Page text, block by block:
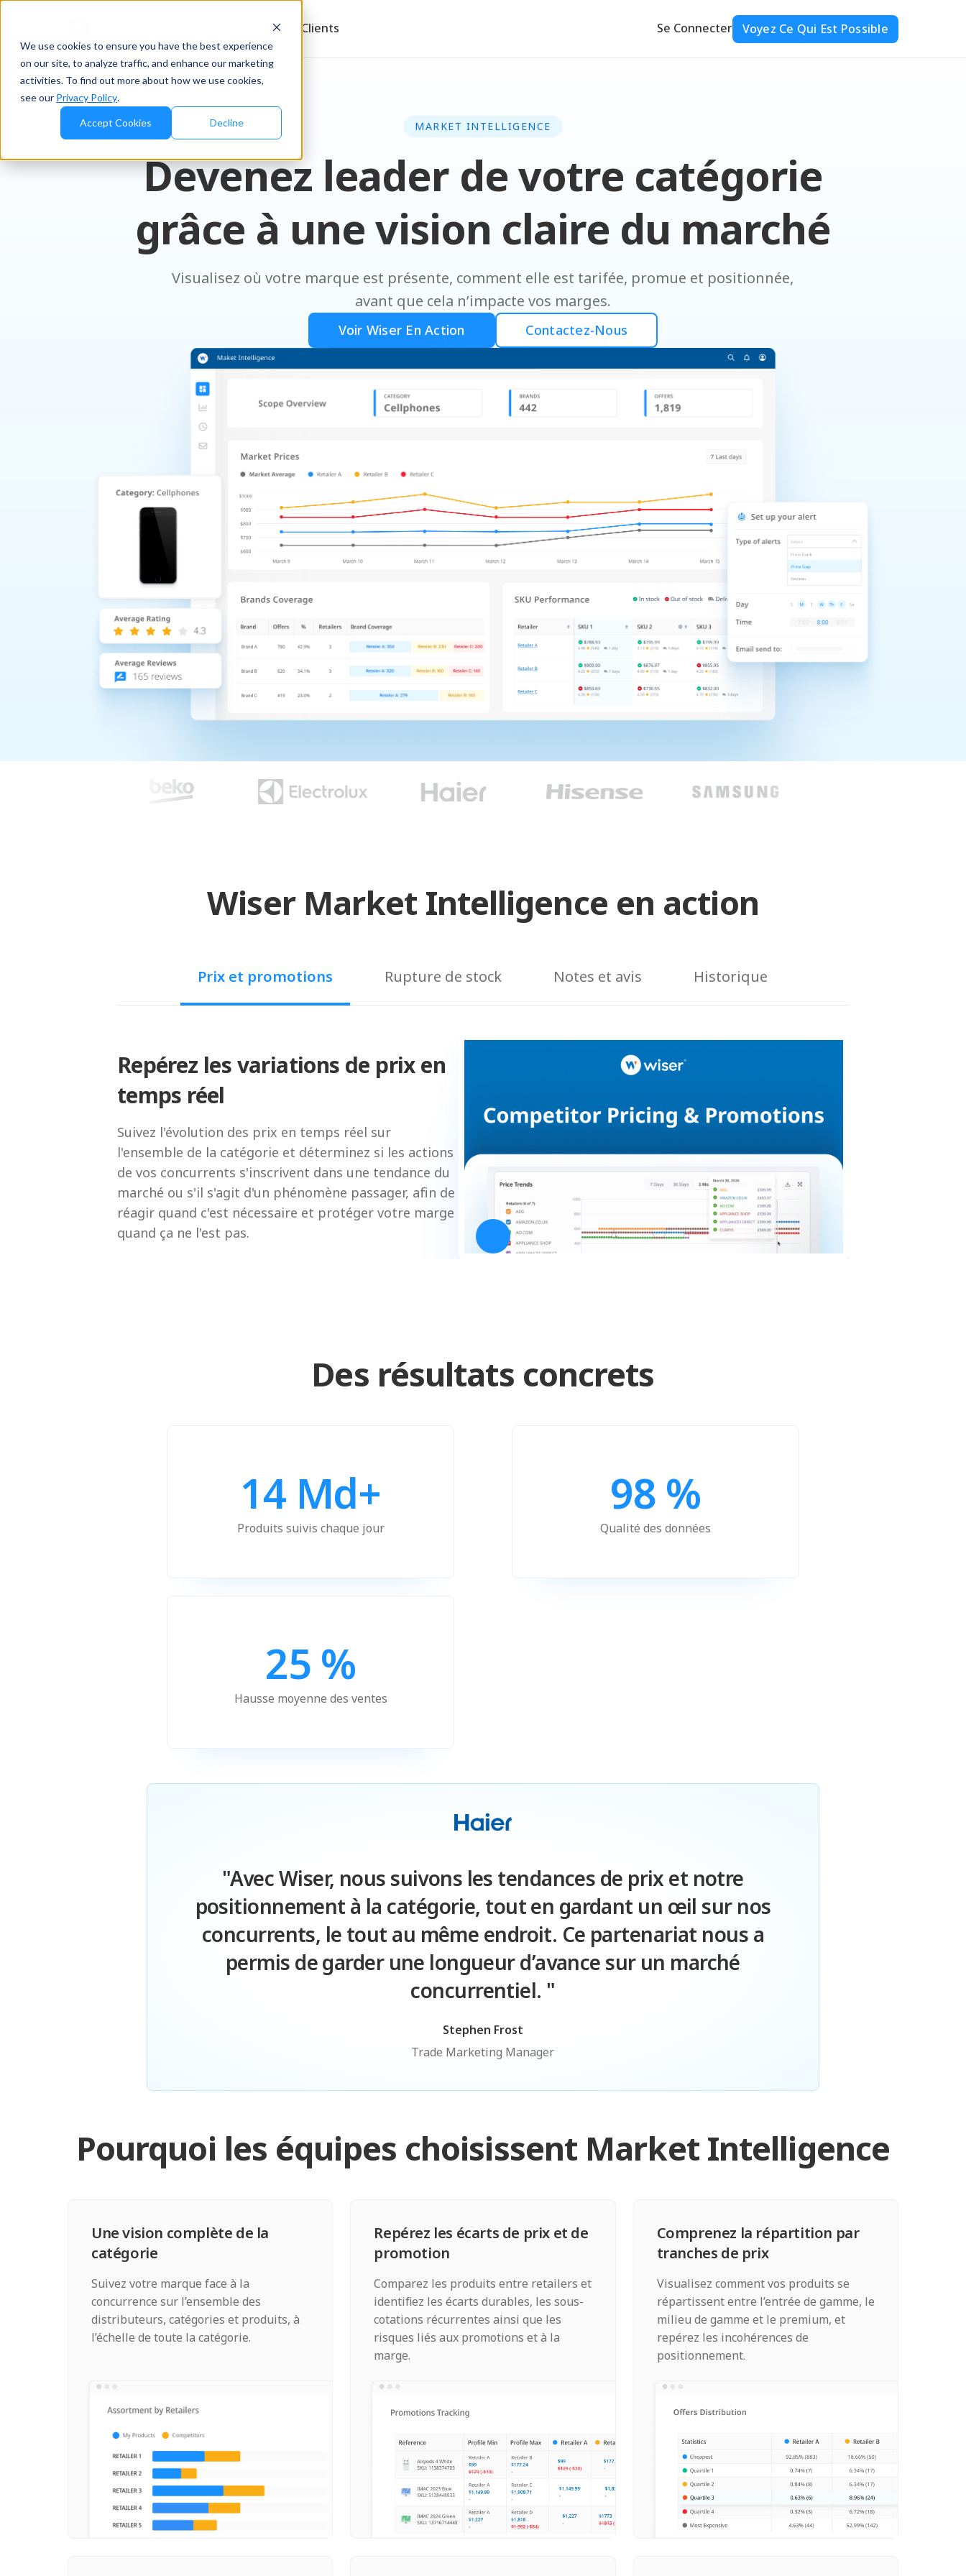
We use cookies to ensure you have the best experience
on our site, to analyze traffic, and enhance our marketing
activities. To find out more about how we use cookies,
see our Privacy Policy.
Accept Cookies Decline
Ressources Clients Se Connecter Voyez Ce Qui Est Possible
MARKET INTELLIGENCE
Devenez leader de votre catégorie
grâce à une vision claire du marché
Visualisez où votre marque est présente, comment elle est tarifée, promue et positionnée,
avant que cela n’impacte vos marges.
Voir Wiser En Action Contactez-Nous
Wiser Market Intelligence en action
Prix et promotions Rupture de stock Notes et avis Historique
Repérez les variations de prix en
temps réel
Suivez l'évolution des prix en temps réel sur
l'ensemble de la catégorie et déterminez si les actions
de vos concurrents s'inscrivent dans une tendance du
marché ou s'il s'agit d'un phénomène passager, afin de
réagir quand c'est nécessaire et protéger votre marge
quand ça ne l'est pas.
Des résultats concrets
14 Md+
Produits suivis chaque jour
98 %
Qualité des données
25 %
Hausse moyenne des ventes
"Avec Wiser, nous suivons les tendances de prix et notre
positionnement à la catégorie, tout en gardant un œil sur nos
concurrents, le tout au même endroit. Ce partenariat nous a
permis de garder une longueur d’avance sur un marché
concurrentiel. "
Stephen Frost
Trade Marketing Manager
Pourquoi les équipes choisissent Market Intelligence
Une vision complète de la
catégorie
Suivez votre marque face à la
concurrence sur l’ensemble des
distributeurs, catégories et produits, à
l’échelle de toute la catégorie.
Repérez les écarts de prix et de
promotion
Comparez les produits entre retailers et
identifiez les écarts durables, les sous-
cotations récurrentes ainsi que les
risques liés aux promotions et à la
marge.
Comprenez la répartition par
tranches de prix
Visualisez comment vos produits se
répartissent entre l’entrée de gamme, le
milieu de gamme et le premium, et
repérez les incohérences de
positionnement.